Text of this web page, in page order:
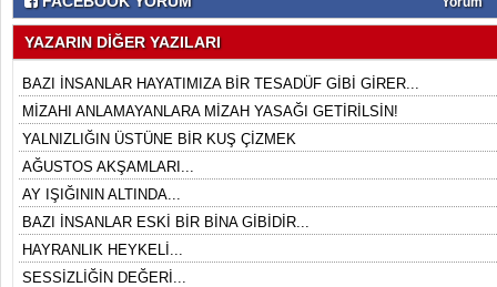
YAZARIN DİĞER YAZILARI
BAZI İNSANLAR HAYATIMIZA BİR TESADÜF GİBİ GİRER...
MİZAHI ANLAMAYANLARA MİZAH YASAĞI GETİRİLSİN!
YALNIZLIĞIN ÜSTÜNE BİR KUŞ ÇİZMEK
AĞUSTOS AKŞAMLARI...
AY IŞIĞININ ALTINDA...
BAZI İNSANLAR ESKİ BİR BİNA GİBİDİR...
HAYRANLIK HEYKELİ...
SESSİZLİĞİN DEĞERİ...